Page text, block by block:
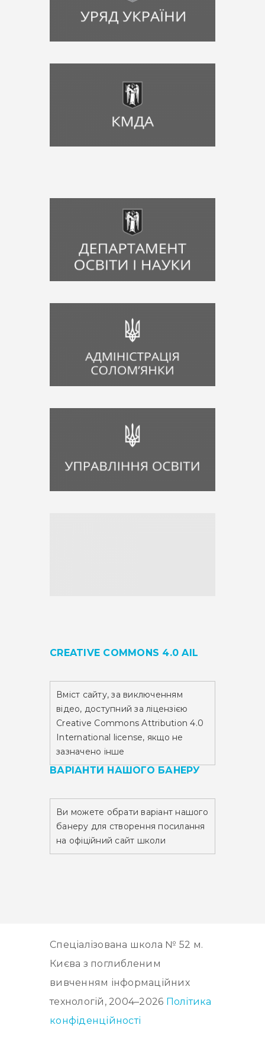
CREATIVE COMMONS 4.0 AIL
Вміст сайту,за виключенням
відео, доступний за ліцензією
Creative Commons Attribution 4.0
International license, якщо не
зазначено інше
ВАРІАНТИ НАШОГО БАНЕРУ
Ви можете обрати варіант нашого
банеру для створення посилання
на офіційний сайт школи
Спеціалізована школа № 52 м.
Києва з поглибленим
вивченням інформаційних
технологій, 2004–2026 Політика
конфіденційності